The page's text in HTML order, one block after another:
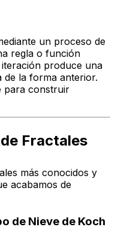
un proceso de
regla o función
iteración produce una
de la forma anterior.
para construir
Fractales
más conocidos y
acabamos de
de Nieve de Koch